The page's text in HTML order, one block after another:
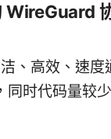
WireGuard
、高效、速度
同时代码量较